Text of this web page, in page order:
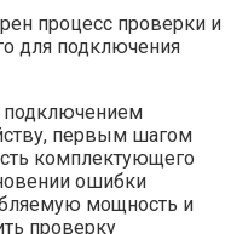
процесс проверки и
для подключения
подключением
первым шагом
комплектующего
ошибки
мощность и
проверку